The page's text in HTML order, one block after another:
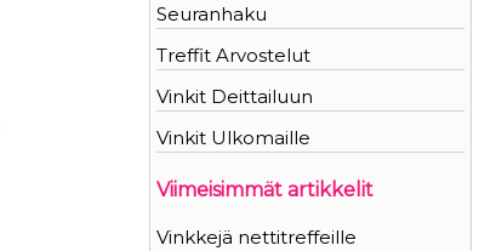
Seuranhaku
Treffit Arvostelut
Vinkit Deittailuun
Vinkit Ulkomaille
Viimeisimmät artikkelit
Vinkkejä nettitreffeille